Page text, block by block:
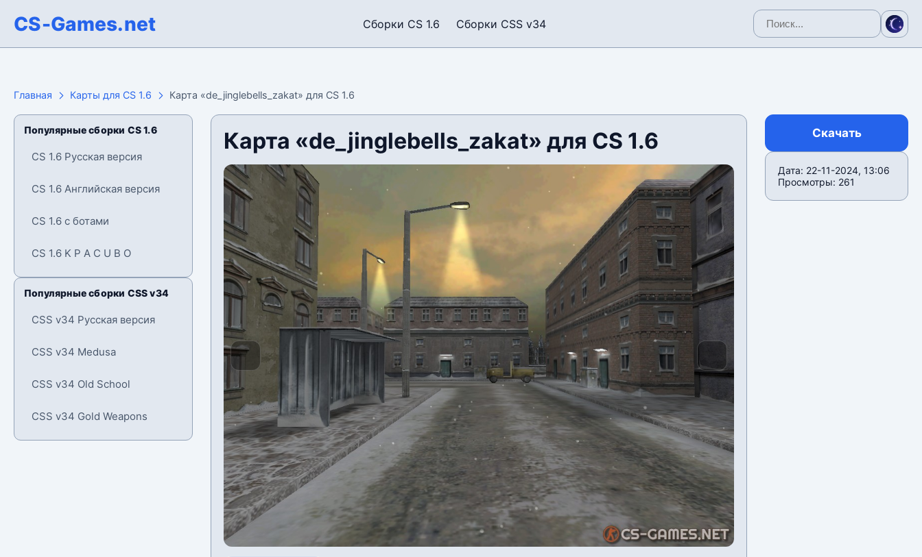
CS-Games.net Сборки CS 1.6 Сборки CSS v34
Главная Карты для CS 1.6 Карта «de_jinglebells_zakat» для CS 1.6
Популярные сборки CS 1.6
CS 1.6 Русская версия
CS 1.6 Английская версия
CS 1.6 с ботами
CS 1.6 K P A C U B O
Популярные сборки CSS v34
CSS v34 Русская версия
CSS v34 Medusa
CSS v34 Old School
CSS v34 Gold Weapons
Карта «de_jinglebells_zakat» для CS 1.6 Скачать
Дата: 22-11-2024, 13:06
Просмотры: 261